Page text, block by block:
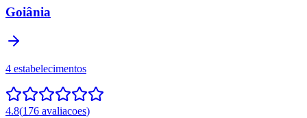
Goiânia
4 estabelecimentos
4.8(176 avaliacoes)